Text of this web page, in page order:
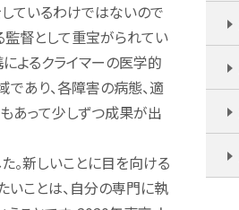
ているわけではないので
監督として重宝がられてい
よるクライマーの医学的
あり、各障害の病態、適
あって少しずつ成果が出
。新しいことに目を向ける
いことは、自分の専門に執